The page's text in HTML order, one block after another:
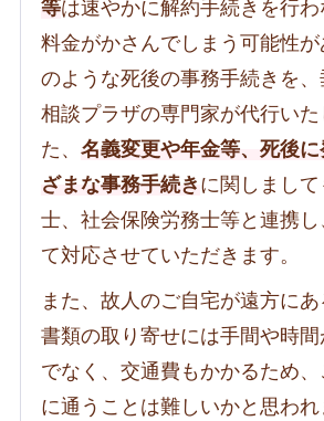
等は速やかに解約手続きを行わ
料金がかさんでしまう可能性が
のような死後の事務手続きを
相談プラザの専門家が代行いた
た、 名義変更や年金等、死後に
ざまな事務手続き に関しまし
士、社会保険労務士等と連携
て対応させていただきます。
また、故人のご自宅が遠方に
書類の取り寄せには手間や時
でなく、交通費もかかるため
に通うことは難しいかと思われ